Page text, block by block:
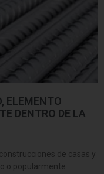
ELEMENTO
DENTRO DE LA
de casas y
o popularmente